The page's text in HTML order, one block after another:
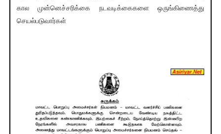
கால முன்னெச்சரிக்கை நடவடிக்கைகளை ஒருங்கிணைத்து
செயல்படுவார்கள்